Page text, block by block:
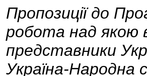
Пропозиції до
робота над якою
представники
Україна-Народна